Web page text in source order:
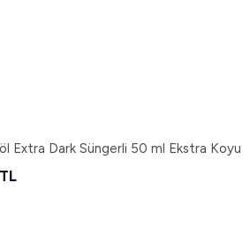
Extra Dark Süngerli 50 ml Ekstra Koyu
TL